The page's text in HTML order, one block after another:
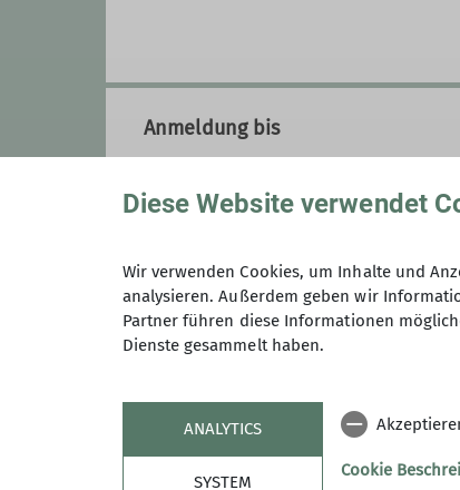
Anmeldung bis
Preis
Maximale Teilnehmeranzahl
Diese Website verwendet
Wir verwenden Cookies, um Inhalte und
analysieren. Außerdem geben wir
Partner führen diese Informationen
Dienste gesammelt haben.
ANALYTICS
SYSTEM
Cookie